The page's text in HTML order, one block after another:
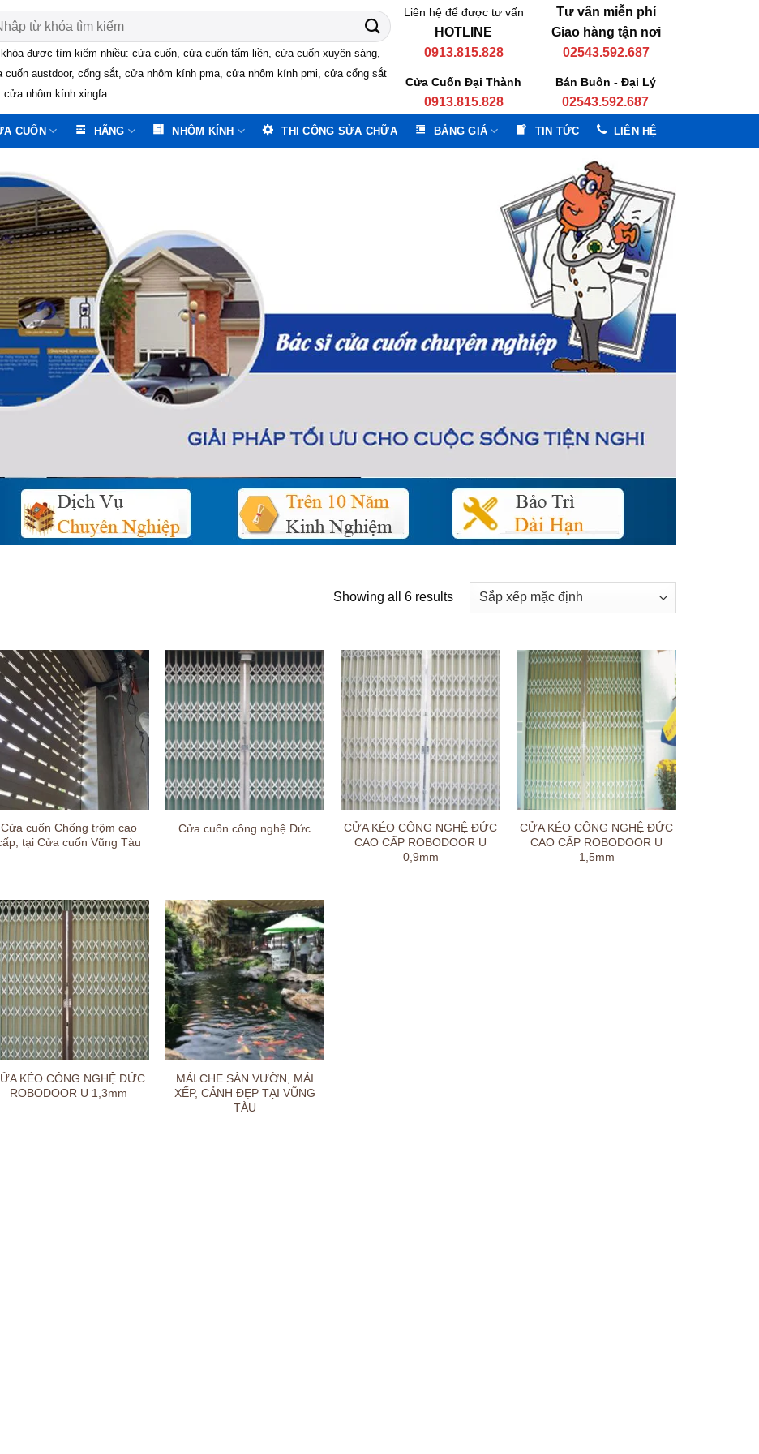
được tìm kiếm nhiều: cửa cuốn, cửa cuốn tấm liền, cửa cuốn xuyên sáng,
cuốn austdoor, cổng sắt, cửa nhôm kính pma, cửa nhôm kính pmi, cửa cổng sắt
cửa nhôm kính xingfa...
Liên hệ để được tư vấn
HOTLINE
0913.815.828
Tư vấn miễn phí
Giao hàng tận nơi
02543.592.687
Cửa Cuốn Đại Thành
0913.815.828
Bán Buôn - Đại Lý
02543.592.687
CUỐN HÃNG NHÔM KÍNH THI CÔNG SỬA CHỮA BẢNG GIÁ TIN TỨC LIÊN HỆ
Showing all 6 results
Cửa cuốn Chống trộm cao
tại Cửa cuốn Vũng Tàu
Cửa cuốn công nghệ Đức
CỬA KÉO CÔNG NGHỆ ĐỨC
CAO CẤP ROBODOOR U
0,9mm
CỬA KÉO CÔNG NGHỆ ĐỨC
CAO CẤP ROBODOOR U
1,5mm
KÉO CÔNG NGHỆ ĐỨC
ROBODOOR U 1,3mm
MÁI CHE SÂN VƯỜN, MÁI
XẾP, CẢNH ĐẸP TẠI VŨNG
TÀU